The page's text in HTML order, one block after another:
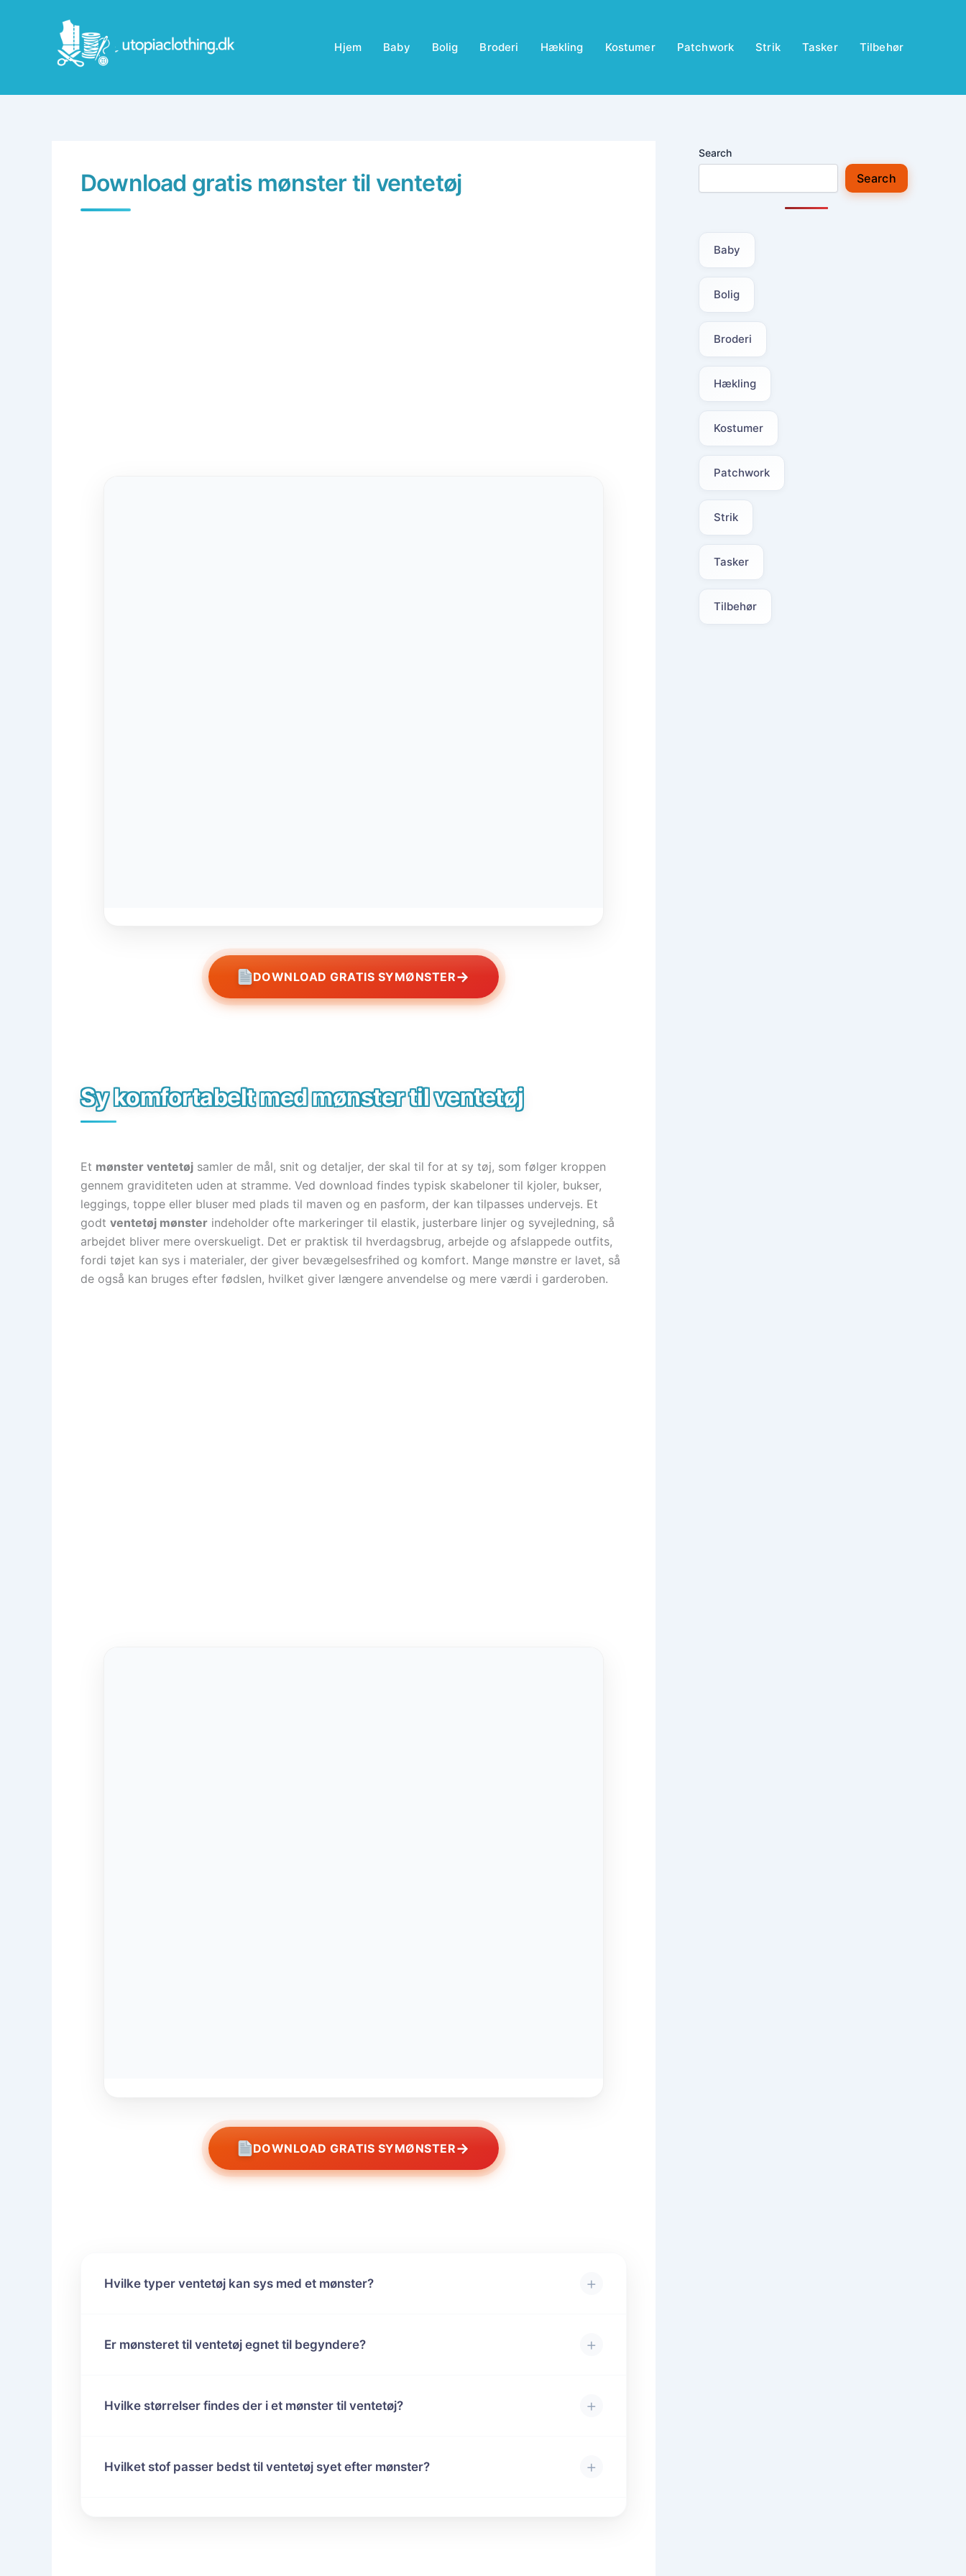
Hjem Baby Bolig Broderi Hækling Kostumer Patchwork Strik Tasker Tilbehør
Download gratis mønster til ventetøj
DOWNLOAD GRATIS SYMØNSTER→
Sy komfortabelt med mønster til ventetøj
Et mønster ventetøj samler de mål, snit og detaljer, der skal til for at sy tøj, som følger kroppen
gennem graviditeten uden at stramme. Ved download findes typisk skabeloner til kjoler, bukser,
leggings, toppe eller bluser med plads til maven og en pasform, der kan tilpasses undervejs. Et
godt ventetøj mønster indeholder ofte markeringer til elastik, justerbare linjer og syvejledning, så
arbejdet bliver mere overskueligt. Det er praktisk til hverdagsbrug, arbejde og afslappede outfits,
fordi tøjet kan sys i materialer, der giver bevægelsesfrihed og komfort. Mange mønstre er lavet, så
de også kan bruges efter fødslen, hvilket giver længere anvendelse og mere værdi i garderoben.
DOWNLOAD GRATIS SYMØNSTER→
Hvilke typer ventetøj kan sys med et mønster? +
Er mønsteret til ventetøj egnet til begyndere? +
Hvilke størrelser findes der i et mønster til ventetøj? +
Hvilket stof passer bedst til ventetøj syet efter mønster? +
Search
Search
Baby
Bolig
Broderi
Hækling
Kostumer
Patchwork
Strik
Tasker
Tilbehør